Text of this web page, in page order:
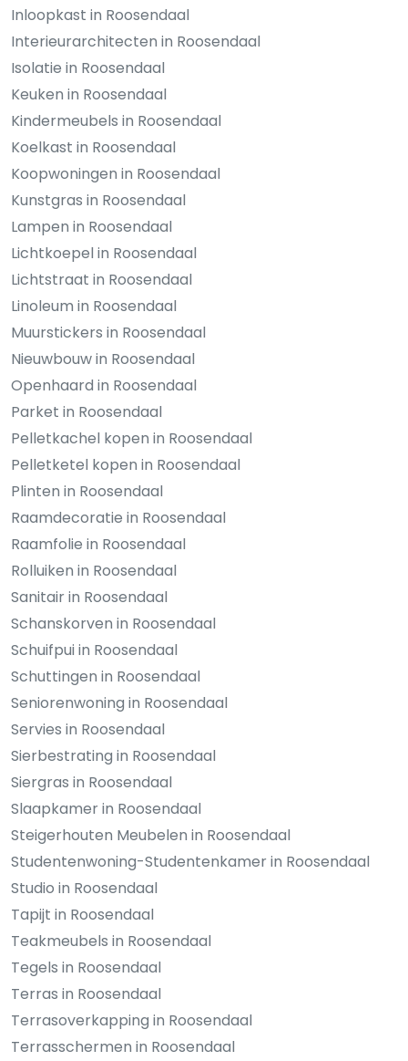
Inloopkast in Roosendaal
Interieurarchitecten in Roosendaal
Isolatie in Roosendaal
Keuken in Roosendaal
Kindermeubels in Roosendaal
Koelkast in Roosendaal
Koopwoningen in Roosendaal
Kunstgras in Roosendaal
Lampen in Roosendaal
Lichtkoepel in Roosendaal
Lichtstraat in Roosendaal
Linoleum in Roosendaal
Muurstickers in Roosendaal
Nieuwbouw in Roosendaal
Openhaard in Roosendaal
Parket in Roosendaal
Pelletkachel kopen in Roosendaal
Pelletketel kopen in Roosendaal
Plinten in Roosendaal
Raamdecoratie in Roosendaal
Raamfolie in Roosendaal
Rolluiken in Roosendaal
Sanitair in Roosendaal
Schanskorven in Roosendaal
Schuifpui in Roosendaal
Schuttingen in Roosendaal
Seniorenwoning in Roosendaal
Servies in Roosendaal
Sierbestrating in Roosendaal
Siergras in Roosendaal
Slaapkamer in Roosendaal
Steigerhouten Meubelen in Roosendaal
Studentenwoning-Studentenkamer in Roosendaal
Studio in Roosendaal
Tapijt in Roosendaal
Teakmeubels in Roosendaal
Tegels in Roosendaal
Terras in Roosendaal
Terrasoverkapping in Roosendaal
Terrasschermen in Roosendaal